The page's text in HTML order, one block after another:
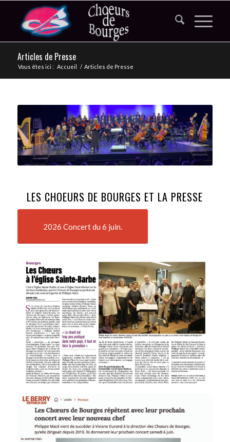
Articles de Presse
Vous êtes ici : Accueil / Articles de Presse
LES CHOEURS DE BOURGES ET LA PRESSE
2026 Concert du 6 juin.